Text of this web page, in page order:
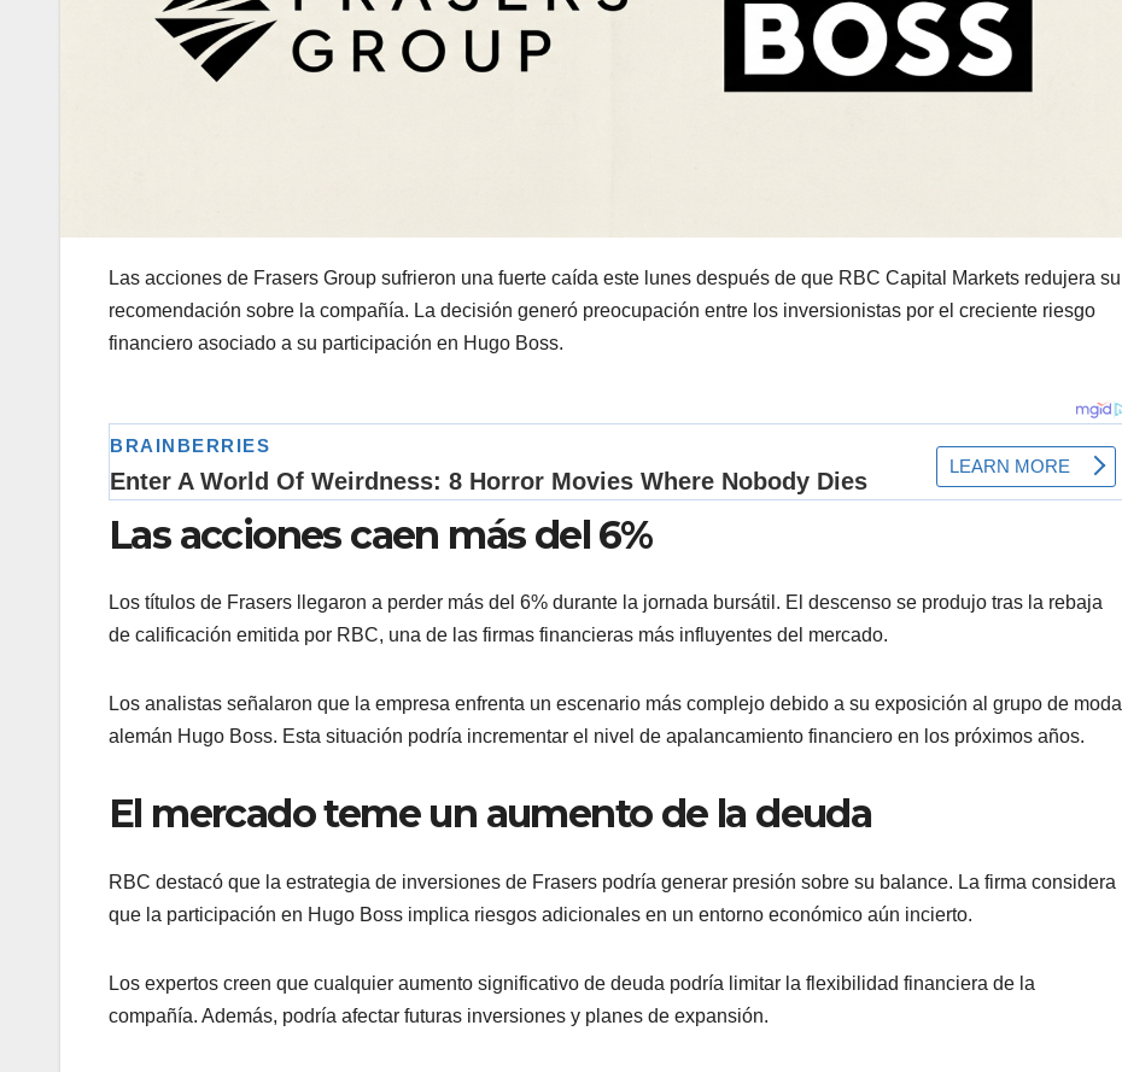
Las acciones de Frasers Group sufrieron una fuerte caída este lunes después de que RBC Capital Markets redujera su
recomendación sobre la compañía. La decisión generó preocupación entre los inversionistas por el creciente riesgo
financiero asociado a su participación en Hugo Boss.
Las acciones caen más del 6%
Los títulos de Frasers llegaron a perder más del 6% durante la jornada bursátil. El descenso se produjo tras la rebaja
de calificación emitida por RBC, una de las firmas financieras más influyentes del mercado.
Los analistas señalaron que la empresa enfrenta un escenario más complejo debido a su exposición al grupo de moda
alemán Hugo Boss. Esta situación podría incrementar el nivel de apalancamiento financiero en los próximos años.
El mercado teme un aumento de la deuda
RBC destacó que la estrategia de inversiones de Frasers podría generar presión sobre su balance. La firma considera
que la participación en Hugo Boss implica riesgos adicionales en un entorno económico aún incierto.
Los expertos creen que cualquier aumento significativo de deuda podría limitar la flexibilidad financiera de la
compañía. Además, podría afectar futuras inversiones y planes de expansión.